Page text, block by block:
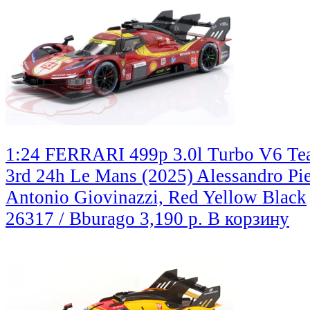
1:24 FERRARI 499p 3.0l Turbo V6
3rd 24h Le Mans (2025) Alessandro
Antonio Giovinazzi, Red Yellow Black
26317 / Bburago 3,190 р. В корзину